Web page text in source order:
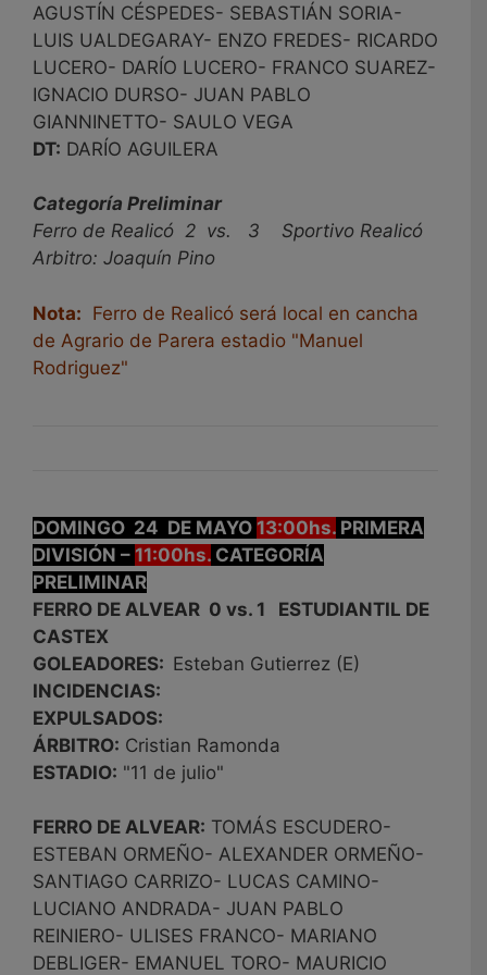
AGUSTÍN CÉSPEDES- SEBASTIÁN SORIA-
LUIS UALDEGARAY- ENZO FREDES- RICARDO
LUCERO- DARÍO LUCERO- FRANCO SUAREZ-
IGNACIO DURSO- JUAN PABLO
GIANNINETTO- SAULO VEGA
DT: DARÍO AGUILERA
Categoría Preliminar
Ferro de Realicó 2 vs. 3 Sportivo Realicó
Arbitro: Joaquín Pino
Nota: Ferro de Realicó será local en cancha
de Agrario de Parera estadio "Manuel
Rodriguez"
DOMINGO 24 DE MAYO 13:00hs. PRIMERA
DIVISIÓN – 11:00hs. CATEGORÍA
PRELIMINAR
FERRO DE ALVEAR 0 vs. 1 ESTUDIANTIL DE
CASTEX
GOLEADORES: Esteban Gutierrez (E)
INCIDENCIAS:
EXPULSADOS:
ÁRBITRO: Cristian Ramonda
ESTADIO: "11 de julio"
FERRO DE ALVEAR: TOMÁS ESCUDERO-
ESTEBAN ORMEÑO- ALEXANDER ORMEÑO-
SANTIAGO CARRIZO- LUCAS CAMINO-
LUCIANO ANDRADA- JUAN PABLO
REINIERO- ULISES FRANCO- MARIANO
DEBLIGER- EMANUEL TORO- MAURICIO